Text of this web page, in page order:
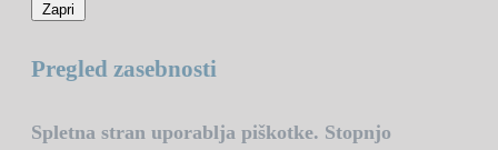
Zapri
Pregled zasebnosti
Spletna stran uporablja piškotke. Stopnjo